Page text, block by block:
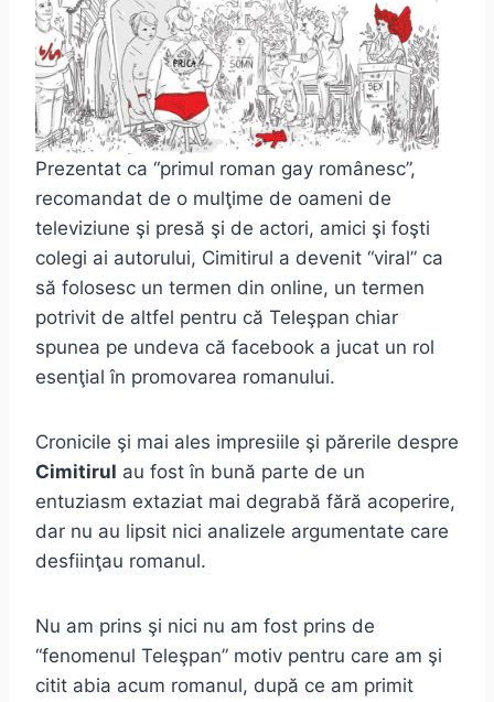
Prezentat ca “primul roman gay românesc”,
recomandat de o mulţime de oameni de
televiziune şi presă şi de actori, amici şi foşti
colegi ai autorului, Cimitirul a devenit “viral” ca
să folosesc un termen din online, un termen
potrivit de altfel pentru că Teleşpan chiar
spunea pe undeva că facebook a jucat un rol
esenţial în promovarea romanului.
Cronicile şi mai ales impresiile şi părerile despre
Cimitirul au fost în bună parte de un
entuziasm extaziat mai degrabă fără acoperire,
dar nu au lipsit nici analizele argumentate care
desfiinţau romanul.
Nu am prins şi nici nu am fost prins de
“fenomenul Teleşpan” motiv pentru care am şi
citit abia acum romanul, după ce am primit